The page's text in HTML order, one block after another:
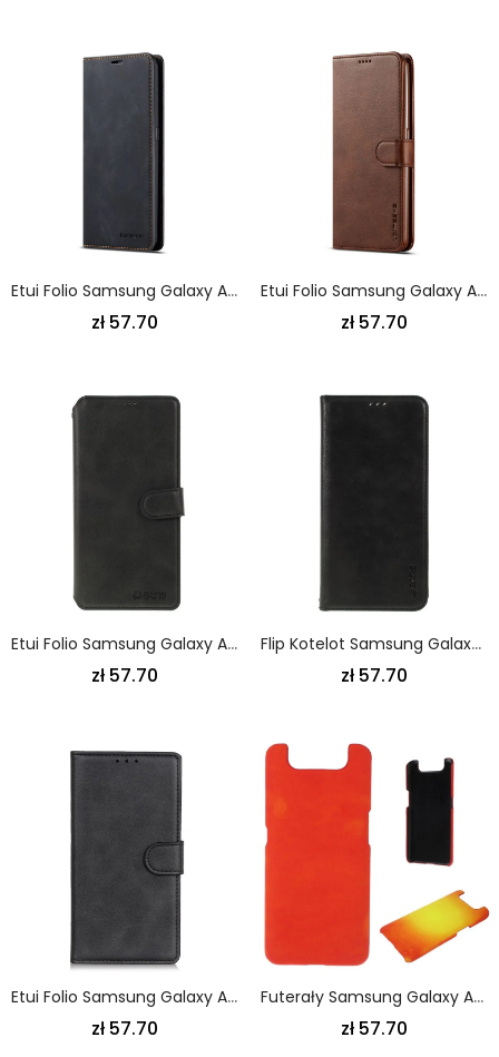
Etui Folio Samsung Galaxy A80 / A90 Czerwony Czarny Efekt Skóry Forwenw
zł 57.70
Etui Folio Samsung Galaxy A80 / A90 Szary Czarny Lc.Imeeke Efekt Skóry Etui Ochronne
zł 57.70
Etui Folio Samsung Galaxy A80 / A90 Szary Czarny Retro Azns
zł 57.70
Flip Kotelot Samsung Galaxy A80 / A90 Czerwony Czarny Retro Azns Etui Ochronne
zł 57.70
Etui Folio Samsung Galaxy A80 / A90 Czerwony Czarny Efekt Skóry Matowej Retro
zł 57.70
Futerały Samsung Galaxy A80 / A90 Ciemnoniebieski Etui Na Telefon Fluorescencyjny
zł 57.70